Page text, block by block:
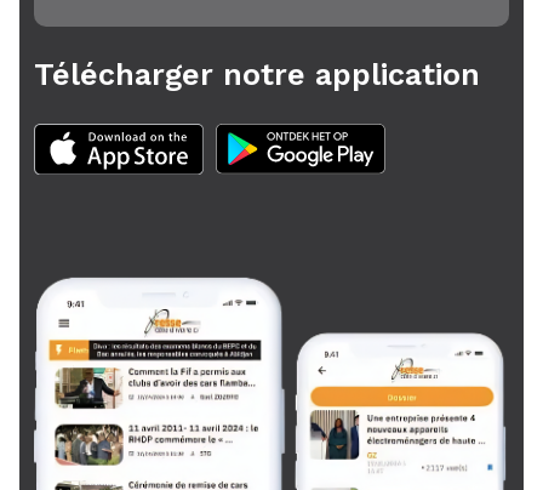
Télécharger notre application